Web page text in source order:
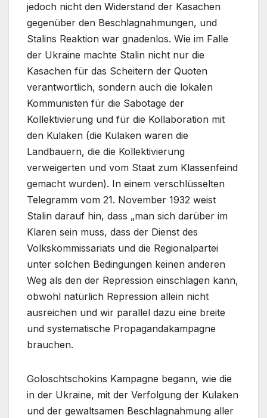
jedoch nicht den Widerstand der Kasachen
gegenüber den Beschlagnahmungen, und
Stalins Reaktion war gnadenlos. Wie im Falle
der Ukraine machte Stalin nicht nur die
Kasachen für das Scheitern der Quoten
verantwortlich, sondern auch die lokalen
Kommunisten für die Sabotage der
Kollektivierung und für die Kollaboration mit
den Kulaken (die Kulaken waren die
Landbauern, die die Kollektivierung
verweigerten und vom Staat zum Klassenfeind
gemacht wurden). In einem verschlüsselten
Telegramm vom 21. November 1932 weist
Stalin darauf hin, dass „man sich darüber im
Klaren sein muss, dass der Dienst des
Volkskommissariats und die Regionalpartei
unter solchen Bedingungen keinen anderen
Weg als den der Repression einschlagen kann,
obwohl natürlich Repression allein nicht
ausreichen und wir parallel dazu eine breite
und systematische Propagandakampagne
brauchen.
Goloschtschokins Kampagne begann, wie die
in der Ukraine, mit der Verfolgung der Kulaken
und der gewaltsamen Beschlagnahmung aller